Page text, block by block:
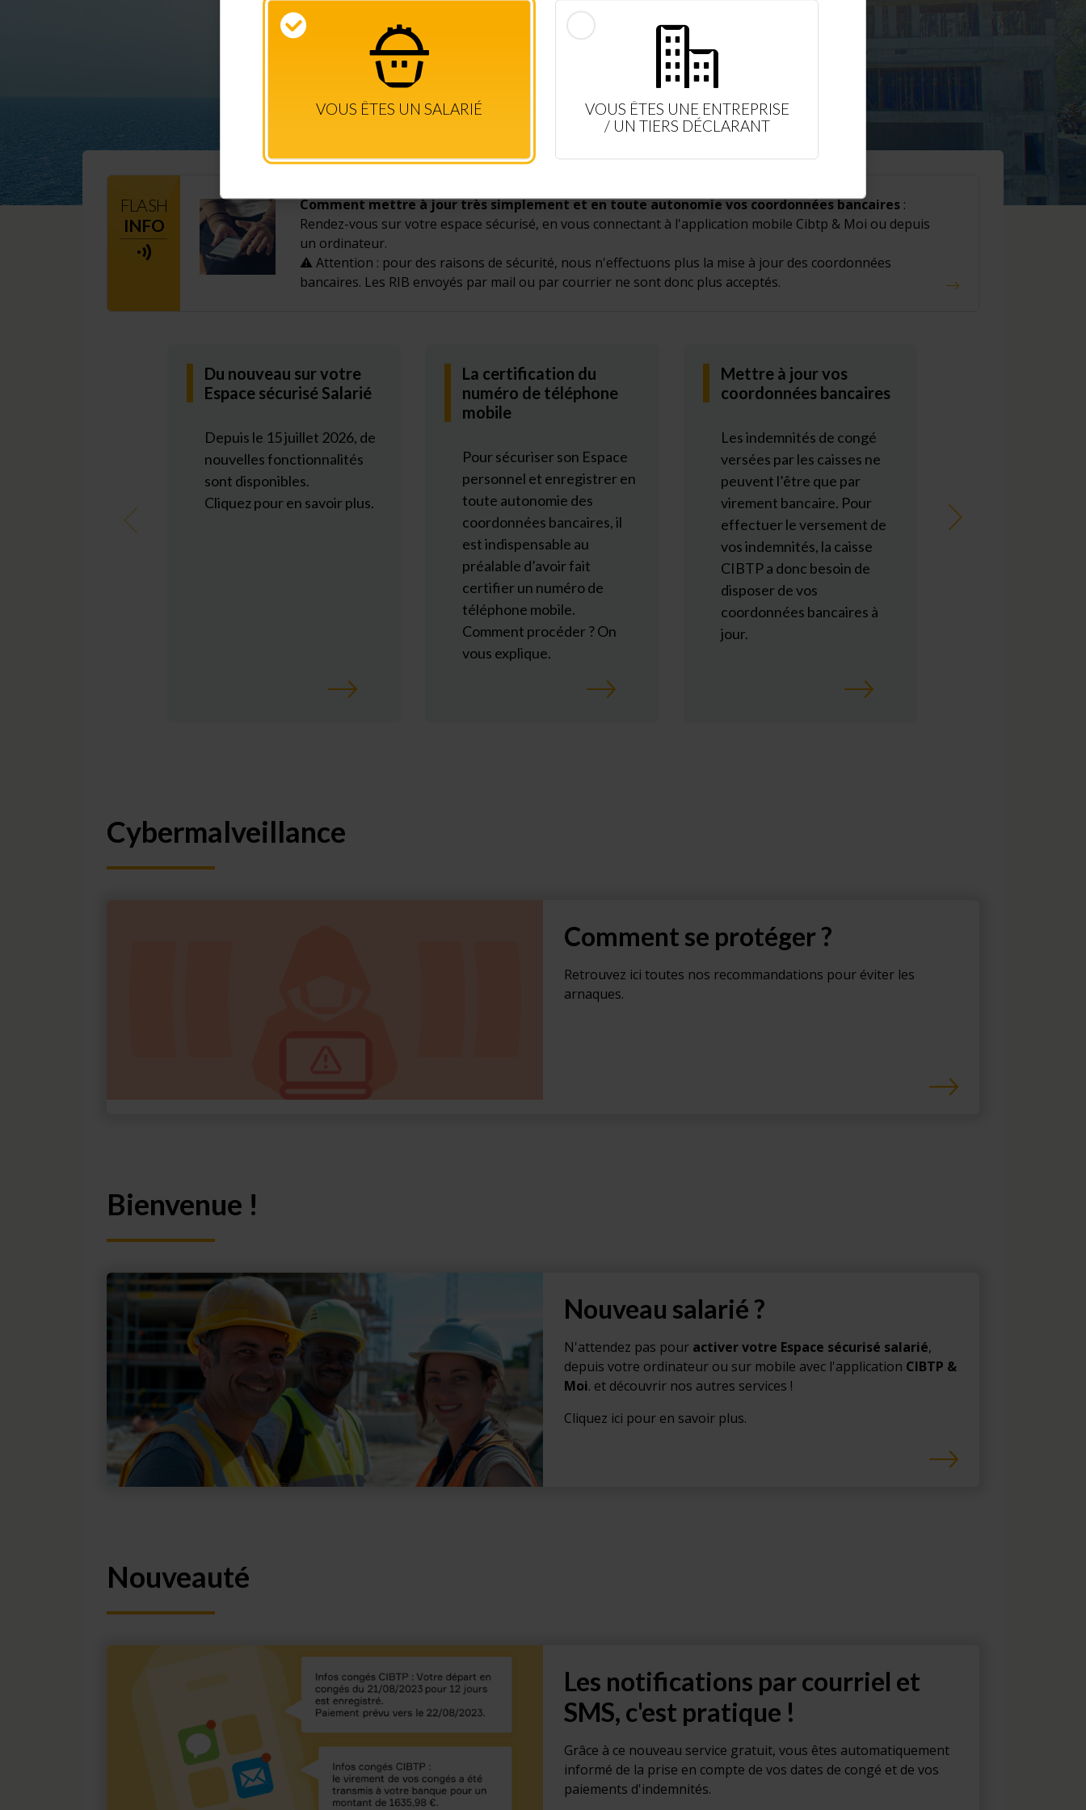
CONSULTEZ VOS DROITS EN TEMPS RÉEL
CONNEXION SALARIÉ + D'INFOS
FLASH
INFO
Comment mettre à jour très simplement et en toute autonomie vos coordonnées bancaires :
Rendez-vous sur votre espace sécurisé, en vous connectant à l'application mobile Cibtp & Moi ou depuis
un ordinateur.
⚠️ Attention : pour des raisons de sécurité, nous n'effectuons plus la mise à jour des coordonnées
bancaires. Les RIB envoyés par mail ou par courrier ne sont donc plus acceptés.
Du nouveau sur votre
Espace sécurisé Salarié
Depuis le 15 juillet 2026, de
nouvelles fonctionnalités
sont disponibles.
Cliquez pour en savoir plus.
La certification du
numéro de téléphone
mobile
Pour sécuriser son Espace
personnel et enregistrer en
toute autonomie des
coordonnées bancaires, il
est indispensable au
préalable d’avoir fait
certifier un numéro de
téléphone mobile.
Comment procéder ? On
vous explique.
Mettre à jour vos
coordonnées bancaires
Les indemnités de congé
versées par les caisses ne
peuvent l’être que par
virement bancaire. Pour
effectuer le versement de
vos indemnités, la caisse
CIBTP a donc besoin de
disposer de vos
coordonnées bancaires à
jour.
Précédent Suivant
Cybermalveillance
Comment se protéger ?
Retrouvez ici toutes nos recommandations pour éviter les
arnaques.
Bienvenue !
Nouveau salarié ?
N'attendez pas pour activer votre Espace sécurisé salarié,
depuis votre ordinateur ou sur mobile avec l'application CIBTP &
Moi. et découvrir nos autres services !
Cliquez ici pour en savoir plus.
Nouveauté
Les notifications par courriel et
SMS, c'est pratique !
Grâce à ce nouveau service gratuit, vous êtes automatiquement
informé de la prise en compte de vos dates de congé et de vos
paiements d'indemnités.
VOUS ÊTES UN SALARIÉ
VOUS ÊTES UNE ENTREPRISE
/ UN TIERS DÉCLARANT